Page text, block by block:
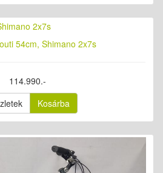
54cm, Shimano 2x7s
114.990.-
Kosárba